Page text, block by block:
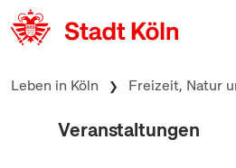
zum Inhalt springen
Leben in Köln Freizeit, Natur
Veranstaltungen